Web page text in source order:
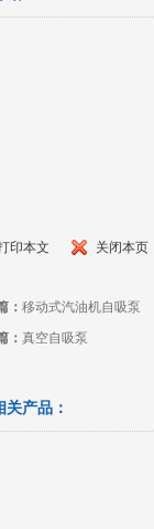
印本文 关闭本页
： 移动式汽油机自吸泵
： 真空自吸泵
关产品：